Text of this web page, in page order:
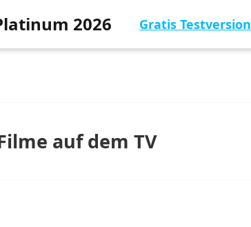
2026 Gratis Testversion
auf dem TV